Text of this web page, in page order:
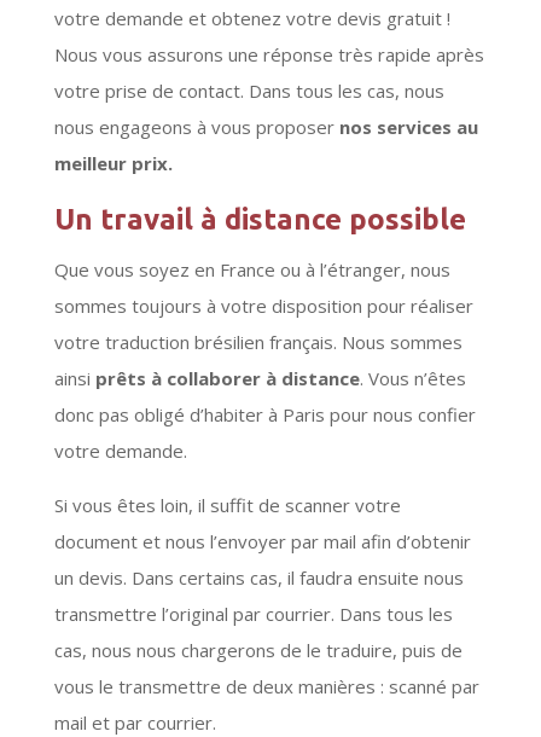
votre demande et obtenez votre devis gratuit !
Nous vous assurons une réponse très rapide après
votre prise de contact. Dans tous les cas, nous
nous engageons à vous proposer nos services au
meilleur prix.
Un travail à distance possible
Que vous soyez en France ou à l’étranger, nous
sommes toujours à votre disposition pour réaliser
votre traduction brésilien français. Nous sommes
ainsi prêts à collaborer à distance. Vous n’êtes
donc pas obligé d’habiter à Paris pour nous confier
votre demande.
Si vous êtes loin, il suffit de scanner votre
document et nous l’envoyer par mail afin d’obtenir
un devis. Dans certains cas, il faudra ensuite nous
transmettre l’original par courrier. Dans tous les
cas, nous nous chargerons de le traduire, puis de
vous le transmettre de deux manières : scanné par
mail et par courrier.